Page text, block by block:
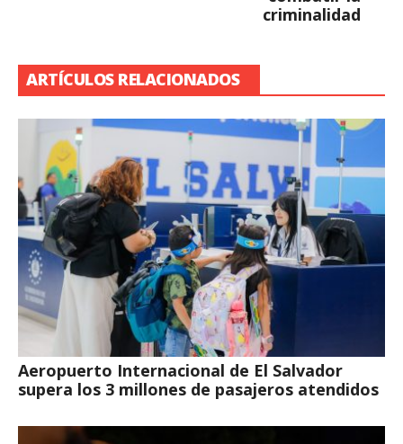
criminalidad
ARTÍCULOS RELACIONADOS
Aeropuerto Internacional de El Salvador
supera los 3 millones de pasajeros atendidos